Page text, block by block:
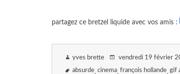
partagez ce bretzel liquide avec vos amis :
yves brette vendredi 19 février
absurde cinema françois hollande gif